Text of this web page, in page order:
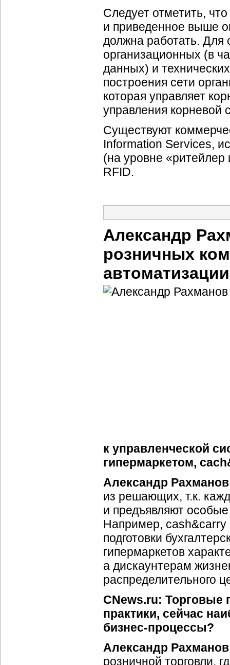
Следует отметить,
и приведенное выше
должна работать. Для
организационных (в
данных) и
построения сети
которая управляет
управления корневой
Существуют
Information Services,
(на уровне «ритейлер
RFID.
Александр
розничных
к управленческой
гипермаркетом,
Александр Рахманов
из решающих, т.к.
и предъявляют
Например, cash&carry
подготовки
гипермаркетов
а дискаунтерам
распределительного
CNews.ru: Торговые
практики, сейчас
бизнес-процессы?
Александр Рахманов
розничной торговли,